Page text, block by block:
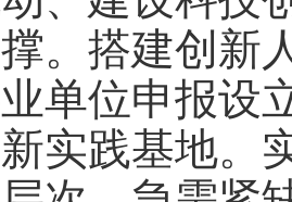
。搭建创新
单位申报设
实践基地。